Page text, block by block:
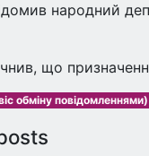
народний
що
обміну повідомленнями)